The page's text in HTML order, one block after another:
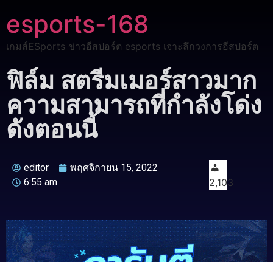
esports-168
เกมส์ESports ข่าวอีสปอร์ต esports เจาะลึกวงการอีสปอร์ต
ฟิล์ม สตรีมเมอร์สาวมาก
ความสามารถที่กำลังโด่ง
ดังตอนนี้
editor
พฤศจิกายน 15, 2022
6:55 am
2,103